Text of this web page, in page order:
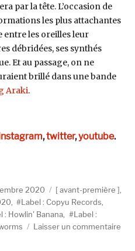
par la tête. L’occasion de
les plus attachantes
entre les oreilles leur
débridées, ses synthés
Et au passage, on ne
brillé dans une bande
Araki.
,twitter,youtube.
la Funtastic Planet de
2020 Catégories
avant-première
Label : Copyu Records
: Howlin' Banana
Label :
Laisser un commentaire